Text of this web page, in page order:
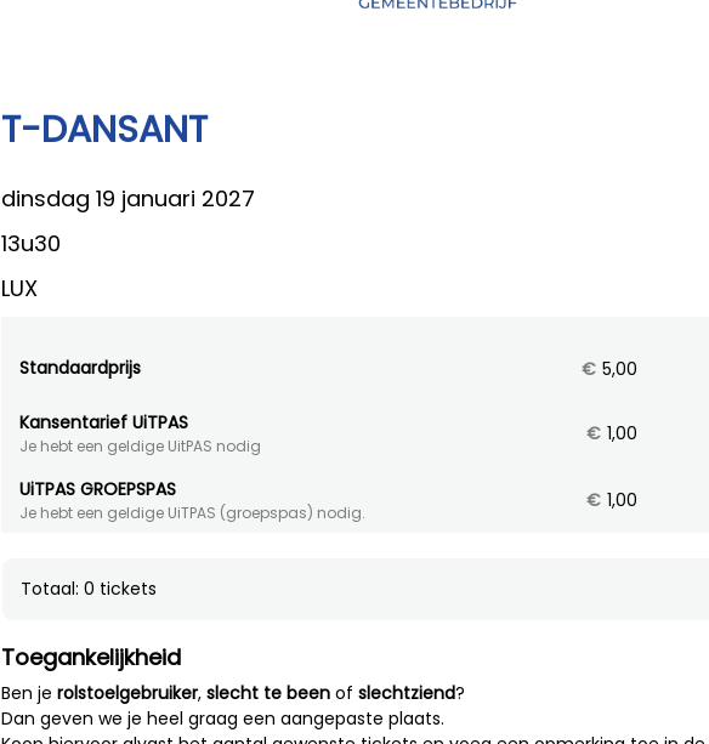
T-DANSANT
dinsdag 19 januari 2027
13u30
LUX
Standaardprijs € 5,00
Kansentarief UiTPAS
Je hebt een geldige UitPAS nodig
€ 1,00
UiTPAS GROEPSPAS
Je hebt een geldige UiTPAS (groepspas) nodig.
€ 1,00
Totaal: 0 tickets
Toegankelijkheid
Ben je rolstoelgebruiker, slecht te been of slechtziend?
Dan geven we je heel graag een aangepaste plaats.